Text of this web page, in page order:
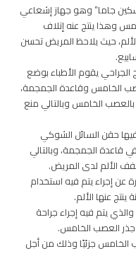
جاما” وهو جهاز إشعاعي
وهذا ينتج عنه إتلاف
حيث يلاحظ المريض تحسن
يقوم الأطباء بوضع
الخامس وقاعدة الجمجمة،
الخامس وبالتالي منع
حقن السائل الشوكي
الجمجمة، وبالتالي
الألم لدى المريض.
عن إجراء يتم فيه استخدام
ينتج عنها الألم.
يتم فيه إجراء جراحة
جذر العصب الخامس.
جزئيًا وذلك من أجل